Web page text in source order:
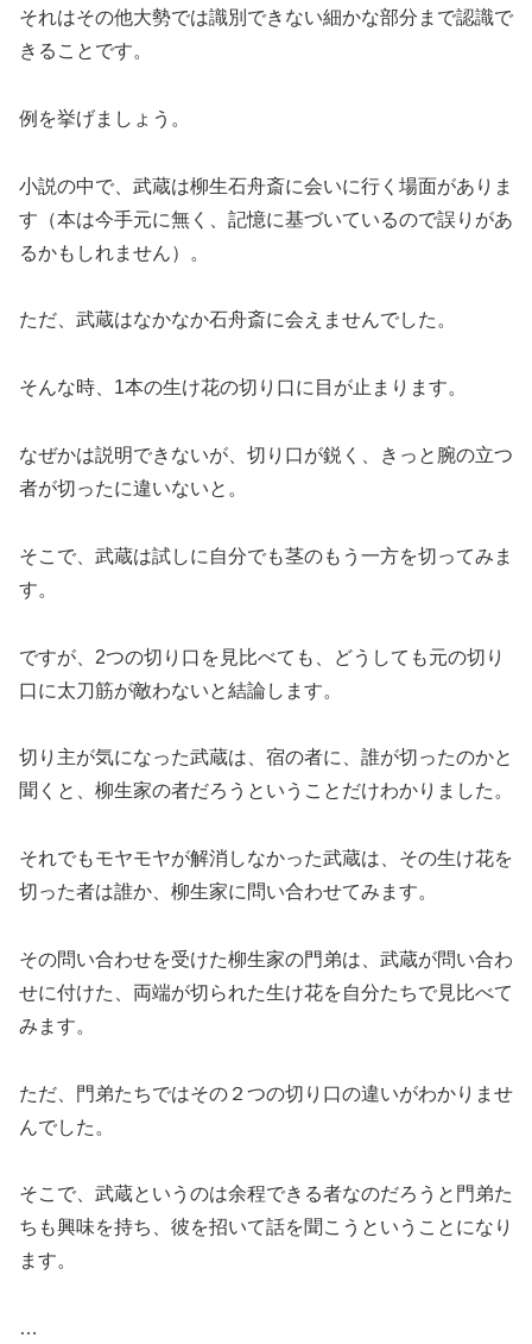
それはその他大勢では識別できない細かな部分まで認識で
きることです。
例を挙げましょう。
小説の中で、武蔵は柳生石舟斎に会いに行く場面がありま
す（本は今手元に無く、記憶に基づいているので誤りがあ
るかもしれません）。
ただ、武蔵はなかなか石舟斎に会えませんでした。
そんな時、1本の生け花の切り口に目が止まります。
なぜかは説明できないが、切り口が鋭く、きっと腕の立つ
者が切ったに違いないと。
そこで、武蔵は試しに自分でも茎のもう一方を切ってみま
す。
ですが、2つの切り口を見比べても、どうしても元の切り
口に太刀筋が敵わないと結論します。
切り主が気になった武蔵は、宿の者に、誰が切ったのかと
聞くと、柳生家の者だろうということだけわかりました。
それでもモヤモヤが解消しなかった武蔵は、その生け花を
切った者は誰か、柳生家に問い合わせてみます。
その問い合わせを受けた柳生家の門弟は、武蔵が問い合わ
せに付けた、両端が切られた生け花を自分たちで見比べて
みます。
ただ、門弟たちではその２つの切り口の違いがわかりませ
んでした。
そこで、武蔵というのは余程できる者なのだろうと門弟た
ちも興味を持ち、彼を招いて話を聞こうということになり
ます。
…